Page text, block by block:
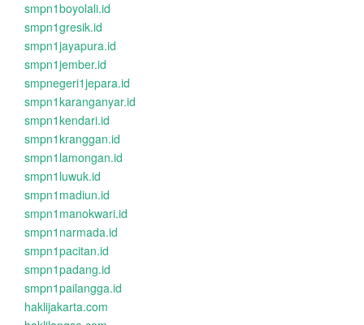
smpn1boyolali.id
smpn1gresik.id
smpn1jayapura.id
smpn1jember.id
smpnegeri1jepara.id
smpn1karanganyar.id
smpn1kendari.id
smpn1kranggan.id
smpn1lamongan.id
smpn1luwuk.id
smpn1madiun.id
smpn1manokwari.id
smpn1narmada.id
smpn1pacitan.id
smpn1padang.id
smpn1pailangga.id
haklijakarta.com